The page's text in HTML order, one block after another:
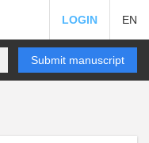
LOGIN EN
Submit manuscript